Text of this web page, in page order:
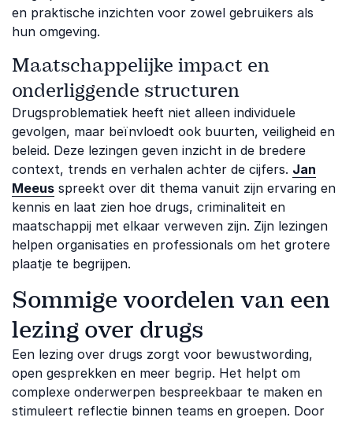
en praktische inzichten voor zowel gebruikers als
hun omgeving.
Maatschappelijke impact en
onderliggende structuren
Drugsproblematiek heeft niet alleen individuele
gevolgen, maar beïnvloedt ook buurten, veiligheid en
beleid. Deze lezingen geven inzicht in de bredere
context, trends en verhalen achter de cijfers. Jan
Meeus spreekt over dit thema vanuit zijn ervaring en
kennis en laat zien hoe drugs, criminaliteit en
maatschappij met elkaar verweven zijn. Zijn lezingen
helpen organisaties en professionals om het grotere
plaatje te begrijpen.
Sommige voordelen van een
lezing over drugs
Een lezing over drugs zorgt voor bewustwording,
open gesprekken en meer begrip. Het helpt om
complexe onderwerpen bespreekbaar te maken en
stimuleert reflectie binnen teams en groepen. Door